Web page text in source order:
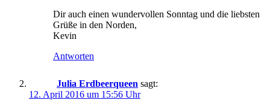
Dir auch einen wundervollen Sonntag und die liebsten
Grüße in den Norden,
Kevin
Antworten
Julia Erdbeerqueen sagt:
12. April 2016 um 15:56 Uhr